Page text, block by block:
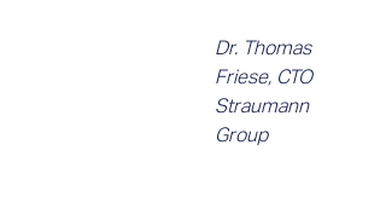
Dr. Thomas
Friese, CTO
Straumann
Group